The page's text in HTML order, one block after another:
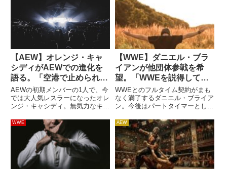
【AEW】オレンジ・キャ
シディがAEWでの進化を
語る。「空港で止められる
ようになった。ベルトが
さ…」
AEWの初期メンバーの1人で、今
では大人気レスラーになったオレ
ンジ・キャシディ。無気力なキャ
たスタイルの試合はファンから高
く評価されており、彼が入場する
と会場が大歓声に包まれます。
AEWでの躍進について、彼は
ど...
【WWE】ダニエル・ブラ
イアンが他団体参戦を希
望。「WWEを説得してみ
ようと思ってるんだ」
WWEとのフルタイム契約がまも
なく満了するダニエル・ブライア
ン。今後はパートタイマーとして
す。今後もWWEで活動していく
ことになるDBですが、実は他団
体への参戦を希望しており、
WWEを説得しようとしているそ
うな...
WWE AEW